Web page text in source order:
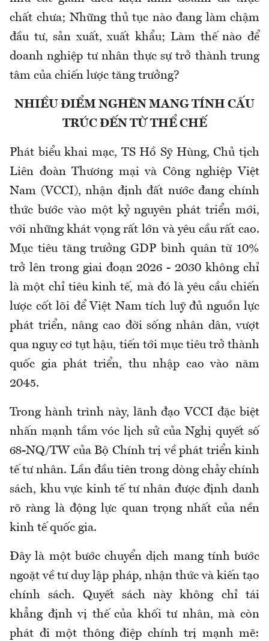
chất chưa; Những thủ tục nào đang làm chậm
đầu tư, sản xuất, xuất khẩu; Làm thế nào để
doanh nghiệp tư nhân thực sự trở thành trung
tâm của chiến lược tăng trưởng?
NHIỀU ĐIỂM NGHẼN MANG TÍNH CẤU
TRÚC ĐẾN TỪ THỂ CHẾ
Phát biểu khai mạc, TS Hồ Sỹ Hùng, Chủ tịch
Liên đoàn Thương mại và Công nghiệp Việt
Nam (VCCI), nhận định đất nước đang chính
thức bước vào một kỷ nguyên phát triển mới,
với những khát vọng rất lớn và yêu cầu rất cao.
Mục tiêu tăng trưởng GDP bình quân từ 10%
trở lên trong giai đoạn 2026 - 2030 không chỉ
là một chỉ tiêu kinh tế, mà đó là yêu cầu chiến
lược cốt lõi để Việt Nam tích luỹ đủ nguồn lực
phát triển, nâng cao đời sống nhân dân, vượt
qua nguy cơ tụt hậu, tiến tới mục tiêu trở thành
quốc gia phát triển, thu nhập cao vào năm
2045.
Trong hành trình này, lãnh đạo VCCI đặc biệt
nhấn mạnh tầm vóc lịch sử của Nghị quyết số
68-NQ/TW của Bộ Chính trị về phát triển kinh
tế tư nhân. Lần đầu tiên trong dòng chảy chính
sách, khu vực kinh tế tư nhân được định danh
rõ ràng là động lực quan trọng nhất của nền
kinh tế quốc gia.
Đây là một bước chuyển dịch mang tính bước
ngoặt về tư duy lập pháp, nhận thức và kiến tạo
chính sách. Quyết sách này không chỉ tái
khẳng định vị thế của khối tư nhân, mà còn
phát đi một thông điệp chính trị mạnh mẽ: